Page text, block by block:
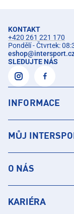
KONTAKT
+420 261 221 170
Pondělí - Čtvrtek:
eshop@
SLEDUJTE NÁS
INFORMACE
MŮJ
O NÁS
KARIÉRA